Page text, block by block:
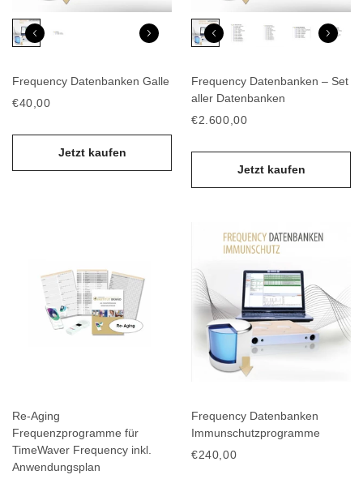
Frequency Datenbanken Galle
€40,00
Jetzt kaufen
Frequency Datenbanken – Set
aller Datenbanken
€2.600,00
Jetzt kaufen
Re-Aging
Frequenzprogramme für
TimeWaver Frequency inkl.
Anwendungsplan
Frequency Datenbanken
Immunschutzprogramme
€240,00